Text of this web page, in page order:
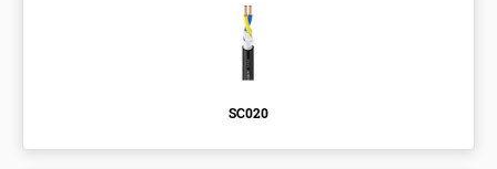
SC020